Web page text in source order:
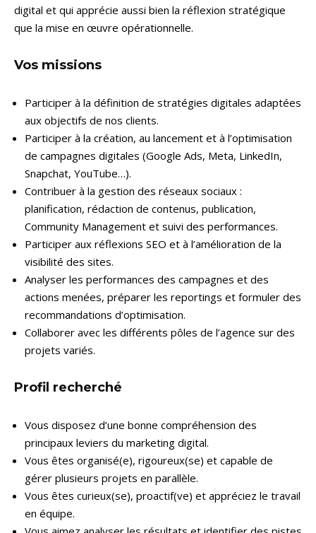
digital et qui apprécie aussi bien la réflexion stratégique
que la mise en œuvre opérationnelle.
Vos missions
Participer à la définition de stratégies digitales adaptées
aux objectifs de nos clients.
Participer à la création, au lancement et à l’optimisation
de campagnes digitales (Google Ads, Meta, LinkedIn,
Snapchat, YouTube…).
Contribuer à la gestion des réseaux sociaux :
planification, rédaction de contenus, publication,
Community Management et suivi des performances.
Participer aux réflexions SEO et à l’amélioration de la
visibilité des sites.
Analyser les performances des campagnes et des
actions menées, préparer les reportings et formuler des
recommandations d’optimisation.
Collaborer avec les différents pôles de l’agence sur des
projets variés.
Profil recherché
Vous disposez d’une bonne compréhension des
principaux leviers du marketing digital.
Vous êtes organisé(e), rigoureux(se) et capable de
gérer plusieurs projets en parallèle.
Vous êtes curieux(se), proactif(ve) et appréciez le travail
en équipe.